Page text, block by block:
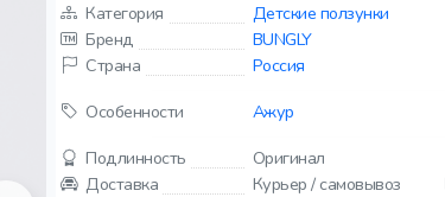
Категория
Детские ползунки
Бренд
BUNGLY
Страна
Россия
Особенности
Ажур
Подлинность
Оригинал
Доставка
Курьер / самовывоз